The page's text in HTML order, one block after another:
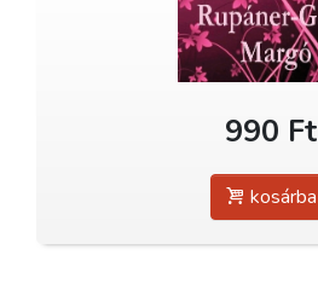
990 Ft
kosárba